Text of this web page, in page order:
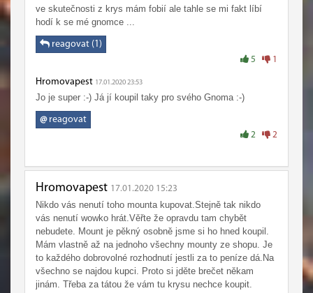
ve skutečnosti z krys mám fobií ale tahle se mi fakt líbí
hodí k se mé gnomce ...
reagovat (1)
5 1
Hromovapest 17.01.2020 23:53
Jo je super :-) Já jí koupil taky pro svého Gnoma :-)
@reagovat
2 2
Hromovapest 17.01.2020 15:23
Nikdo vás nenutí toho mounta kupovat.Stejně tak nikdo
vás nenutí wowko hrát.Věřte že opravdu tam chybět
nebudete. Mount je pěkný osobně jsme si ho hned koupil.
Mám vlastně až na jednoho všechny mounty ze shopu. Je
to každého dobrovolné rozhodnutí jestli za to peníze dá.Na
všechno se najdou kupci. Proto si jděte brečet někam
jinám. Třeba za tátou že vám tu krysu nechce koupit.